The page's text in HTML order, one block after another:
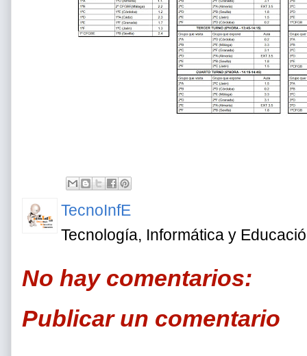
TecnoInfE
Tecnología, Informática y
No hay comentarios:
Publicar un comentario